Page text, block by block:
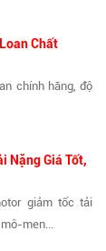
Chất
chính hãng, độ
Nặng Giá Tốt,
giảm tốc tải
men...